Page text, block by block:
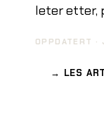
leter etter,
OPPDATERT ·
→ LES